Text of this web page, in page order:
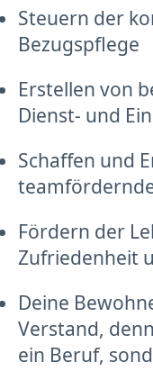
Steuern der
Bezugspflege
Erstellen von
Dienst- und
Schaffen und
Fördern der
Zufriedenheit
Deine
Verstand,
ein Beruf,